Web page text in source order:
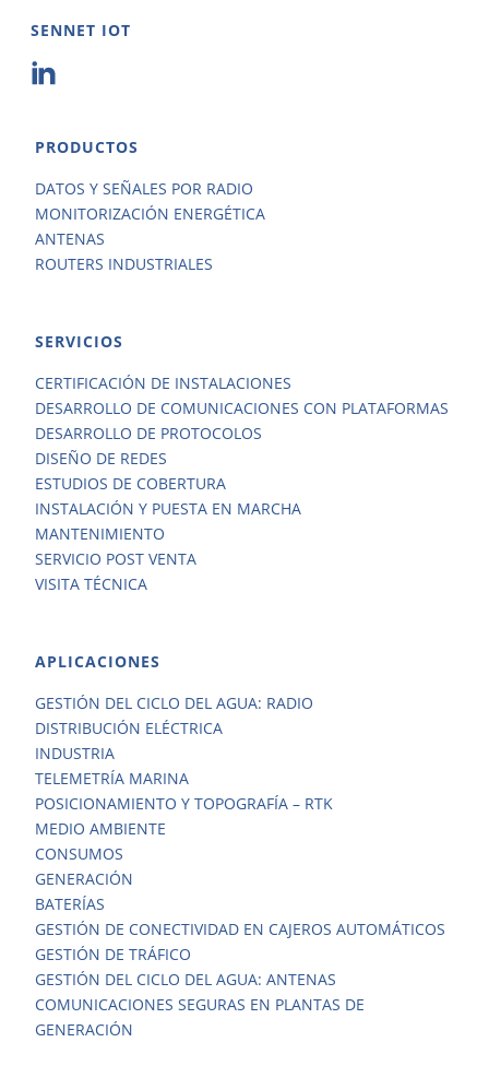
SENNET IOT
PRODUCTOS
DATOS Y SEÑALES POR RADIO
MONITORIZACIÓN ENERGÉTICA
ANTENAS
ROUTERS INDUSTRIALES
SERVICIOS
CERTIFICACIÓN DE INSTALACIONES
DESARROLLO DE COMUNICACIONES CON PLATAFORMAS
DESARROLLO DE PROTOCOLOS
DISEÑO DE REDES
ESTUDIOS DE COBERTURA
INSTALACIÓN Y PUESTA EN MARCHA
MANTENIMIENTO
SERVICIO POST VENTA
VISITA TÉCNICA
APLICACIONES
GESTIÓN DEL CICLO DEL AGUA: RADIO
DISTRIBUCIÓN ELÉCTRICA
INDUSTRIA
TELEMETRÍA MARINA
POSICIONAMIENTO Y TOPOGRAFÍA – RTK
MEDIO AMBIENTE
CONSUMOS
GENERACIÓN
BATERÍAS
GESTIÓN DE CONECTIVIDAD EN CAJEROS AUTOMÁTICOS
GESTIÓN DE TRÁFICO
GESTIÓN DEL CICLO DEL AGUA: ANTENAS
COMUNICACIONES SEGURAS EN PLANTAS DE
GENERACIÓN